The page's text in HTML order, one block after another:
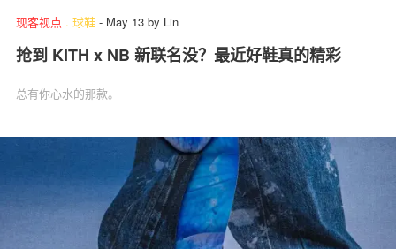
现客视点 . 球鞋 - May 13 by Lin
抢到 KITH x NB 新联名没？最近好鞋真的精彩
总有你心水的那款。